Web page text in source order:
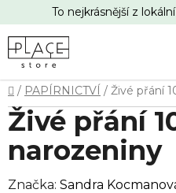
na
obsah
To nejkrásnější z
Domů
/ PAPÍRNICTVÍ / Živé přání
Živé přání
narozeniny
Značka: Sandra